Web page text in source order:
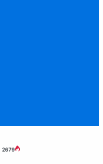
2679